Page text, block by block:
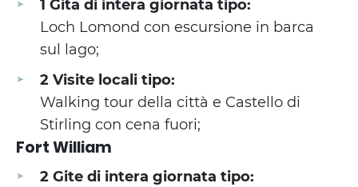
1 Gita di intera giornata tipo:
Loch Lomond con escursione in barca
sul lago;
2 Visite locali tipo:
Walking tour della città e Castello di
Stirling con cena fuori;
Fort William
2 Gite di intera giornata tipo: